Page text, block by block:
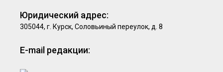
Юридический адрес:
305044, г. Курск, Соловьиный переулок, д. 8
E-mail редакции: